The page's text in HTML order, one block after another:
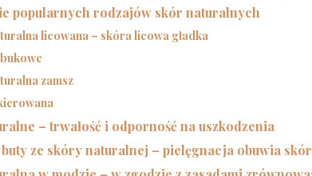
popularnych rodzajów skór naturalnych
licowana – skóra licowa gładka
zamsz
– trwałość i odporność na uszkodzenia
buty ze skóry naturalnej – pielęgnacja obuwia